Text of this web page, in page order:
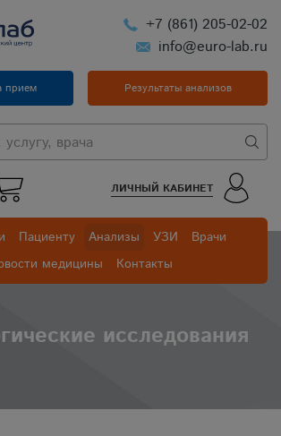
+7 (861) 205-02-02
info@euro-lab.ru
прием Результаты анализов
ЛИЧНЫЙ КАБИНЕТ
Пациенту Анализы УЗИ
Врачи
медицины
Контакты
исследования